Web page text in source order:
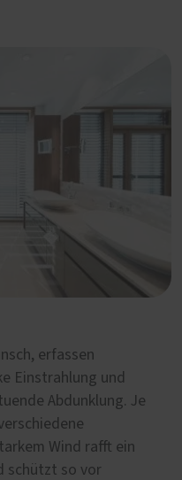
erfassen
Einstrahlung und
Abdunklung. Je
Wind rafft ein
schützt so vor